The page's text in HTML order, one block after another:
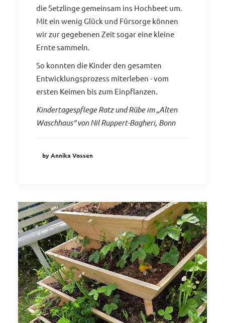
die Setzlinge gemeinsam ins Hochbeet um.
Mit ein wenig Glück und Fürsorge können
wir zur gegebenen Zeit sogar eine kleine
Ernte sammeln.
So konnten die Kinder den gesamten
Entwicklungsprozess miterleben - vom
ersten Keimen bis zum Einpflanzen.
Kindertagespflege Ratz und Rübe im „Alten
Waschhaus“ von Nil Ruppert-Bagheri, Bonn
by Annika Vossen